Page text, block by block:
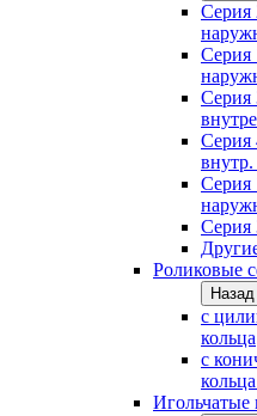
Роликовые
Назад
с
кольца
с